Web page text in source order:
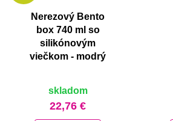
Nerezový Bento
box 740 ml so
silikónovým
viečkom - modrý
skladom
22,76 €